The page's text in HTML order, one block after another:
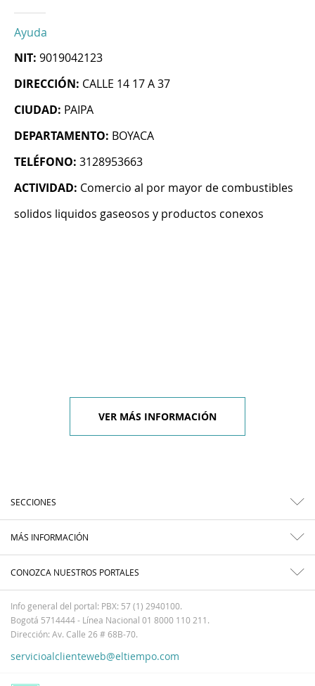
Ayuda
NIT: 9019042123
DIRECCIÓN: CALLE 14 17 A 37
CIUDAD: PAIPA
DEPARTAMENTO: BOYACA
TELÉFONO: 3128953663
ACTIVIDAD: Comercio al por mayor de combustibles
solidos liquidos gaseosos y productos conexos
VER MÁS INFORMACIÓN
SECCIONES
MÁS INFORMACIÓN
CONOZCA NUESTROS PORTALES
Info general del portal: PBX: 57 (1) 2940100.
Bogotá 5714444 - Línea Nacional 01 8000 110 211.
Dirección: Av. Calle 26 # 68B-70.
servicioalclienteweb@eltiempo.com